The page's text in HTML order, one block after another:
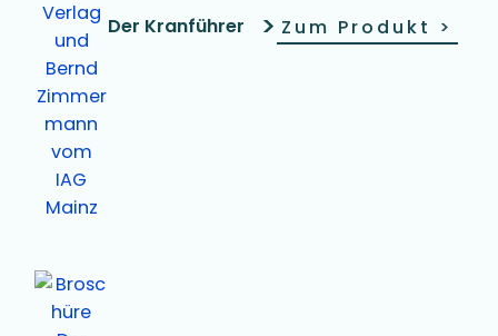
Der Kranführer > Zum Produkt >